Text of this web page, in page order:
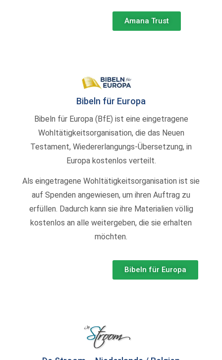
Amana Trust
Bibeln für Europa
Bibeln für Europa (BfE) ist eine eingetragene
Wohltätigkeitsorganisation, die das Neuen
Testament, Wiedererlangungs-Übersetzung, in
Europa kostenlos verteilt.
Als eingetragene Wohltätigkeitsorganisation ist sie
auf Spenden angewiesen, um ihren Auftrag zu
erfüllen. Dadurch kann sie ihre Materialien völlig
kostenlos an alle weitergeben, die sie erhalten
möchten.
Bibeln für Europa